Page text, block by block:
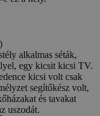
)
alkalmas séták,
egy kicsit kicsi TV.
kicsi volt csak
segítőkész volt,
és tavakat
uszodát.